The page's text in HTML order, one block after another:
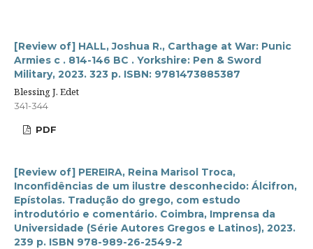
[Review of] HALL, Joshua R., Carthage at War: Punic
Armies c . 814-146 BC . Yorkshire: Pen & Sword
Military, 2023. 323 p. ISBN: 9781473885387
Blessing J. Edet
341-344
PDF
[Review of] PEREIRA, Reina Marisol Troca,
Inconfidências de um ilustre desconhecido: Álcifron,
Epístolas. Tradução do grego, com estudo
introdutório e comentário. Coimbra, Imprensa da
Universidade (Série Autores Gregos e Latinos), 2023.
239 p. ISBN 978-989-26-2549-2